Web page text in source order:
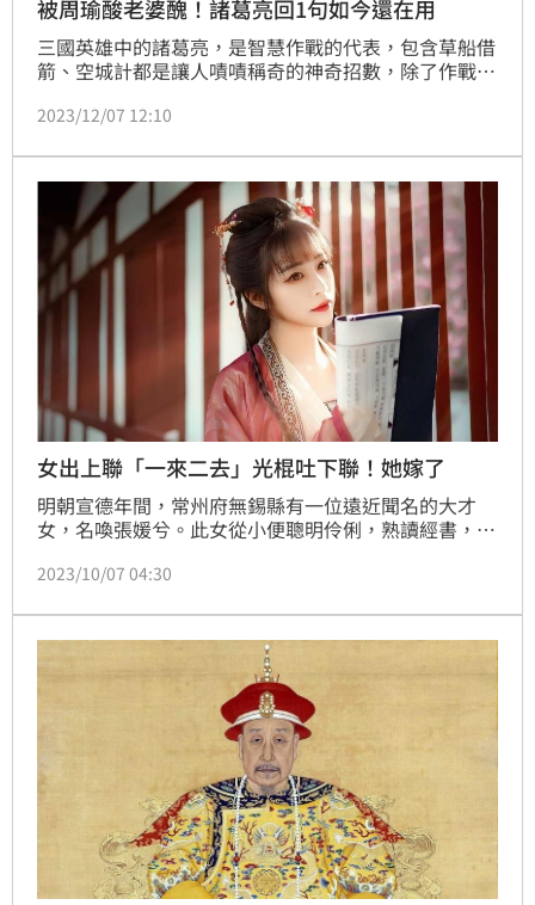
被周瑜酸老婆醜！諸葛亮回1句如今還在用
三國英雄中的諸葛亮，是智慧作戰的代表，包含草船借
箭、空城計都是讓人嘖嘖稱奇的神奇招數，除了作戰能
他與周瑜就曾經有過幾次的交鋒，更利用對聯的對稱特
名後世。
2023/12/07 12:10
女出上聯「一來二去」光棍吐下聯！她嫁了
明朝宣德年間，常州府無錫縣有一位遠近聞名的大才
女，名喚張媛兮。此女從小便聰明伶俐，熟讀經書，長
提親。因為張媛兮剛出生不久就與別人定下了一門「娃
了上聯「一來二去，三番四次，夜夜不眠」，頓時間大
家面面相覷，只見一個身著粗布衣服的年輕男子走出人
群脫口，「五合六聚，七進八出，日日思卿」。隨後依
約下嫁。
2023/10/07 04:30